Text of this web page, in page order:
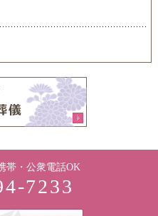
帯・公衆電話OK
7233